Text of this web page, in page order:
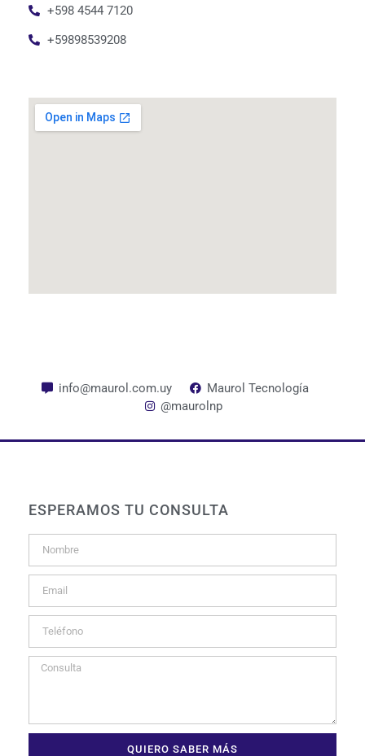
+598 4544 7120
+59898539208
info@maurol.com.uy
Maurol Tecnología
@maurolnp
ESPERAMOS TU CONSULTA
QUIERO SABER MÁS